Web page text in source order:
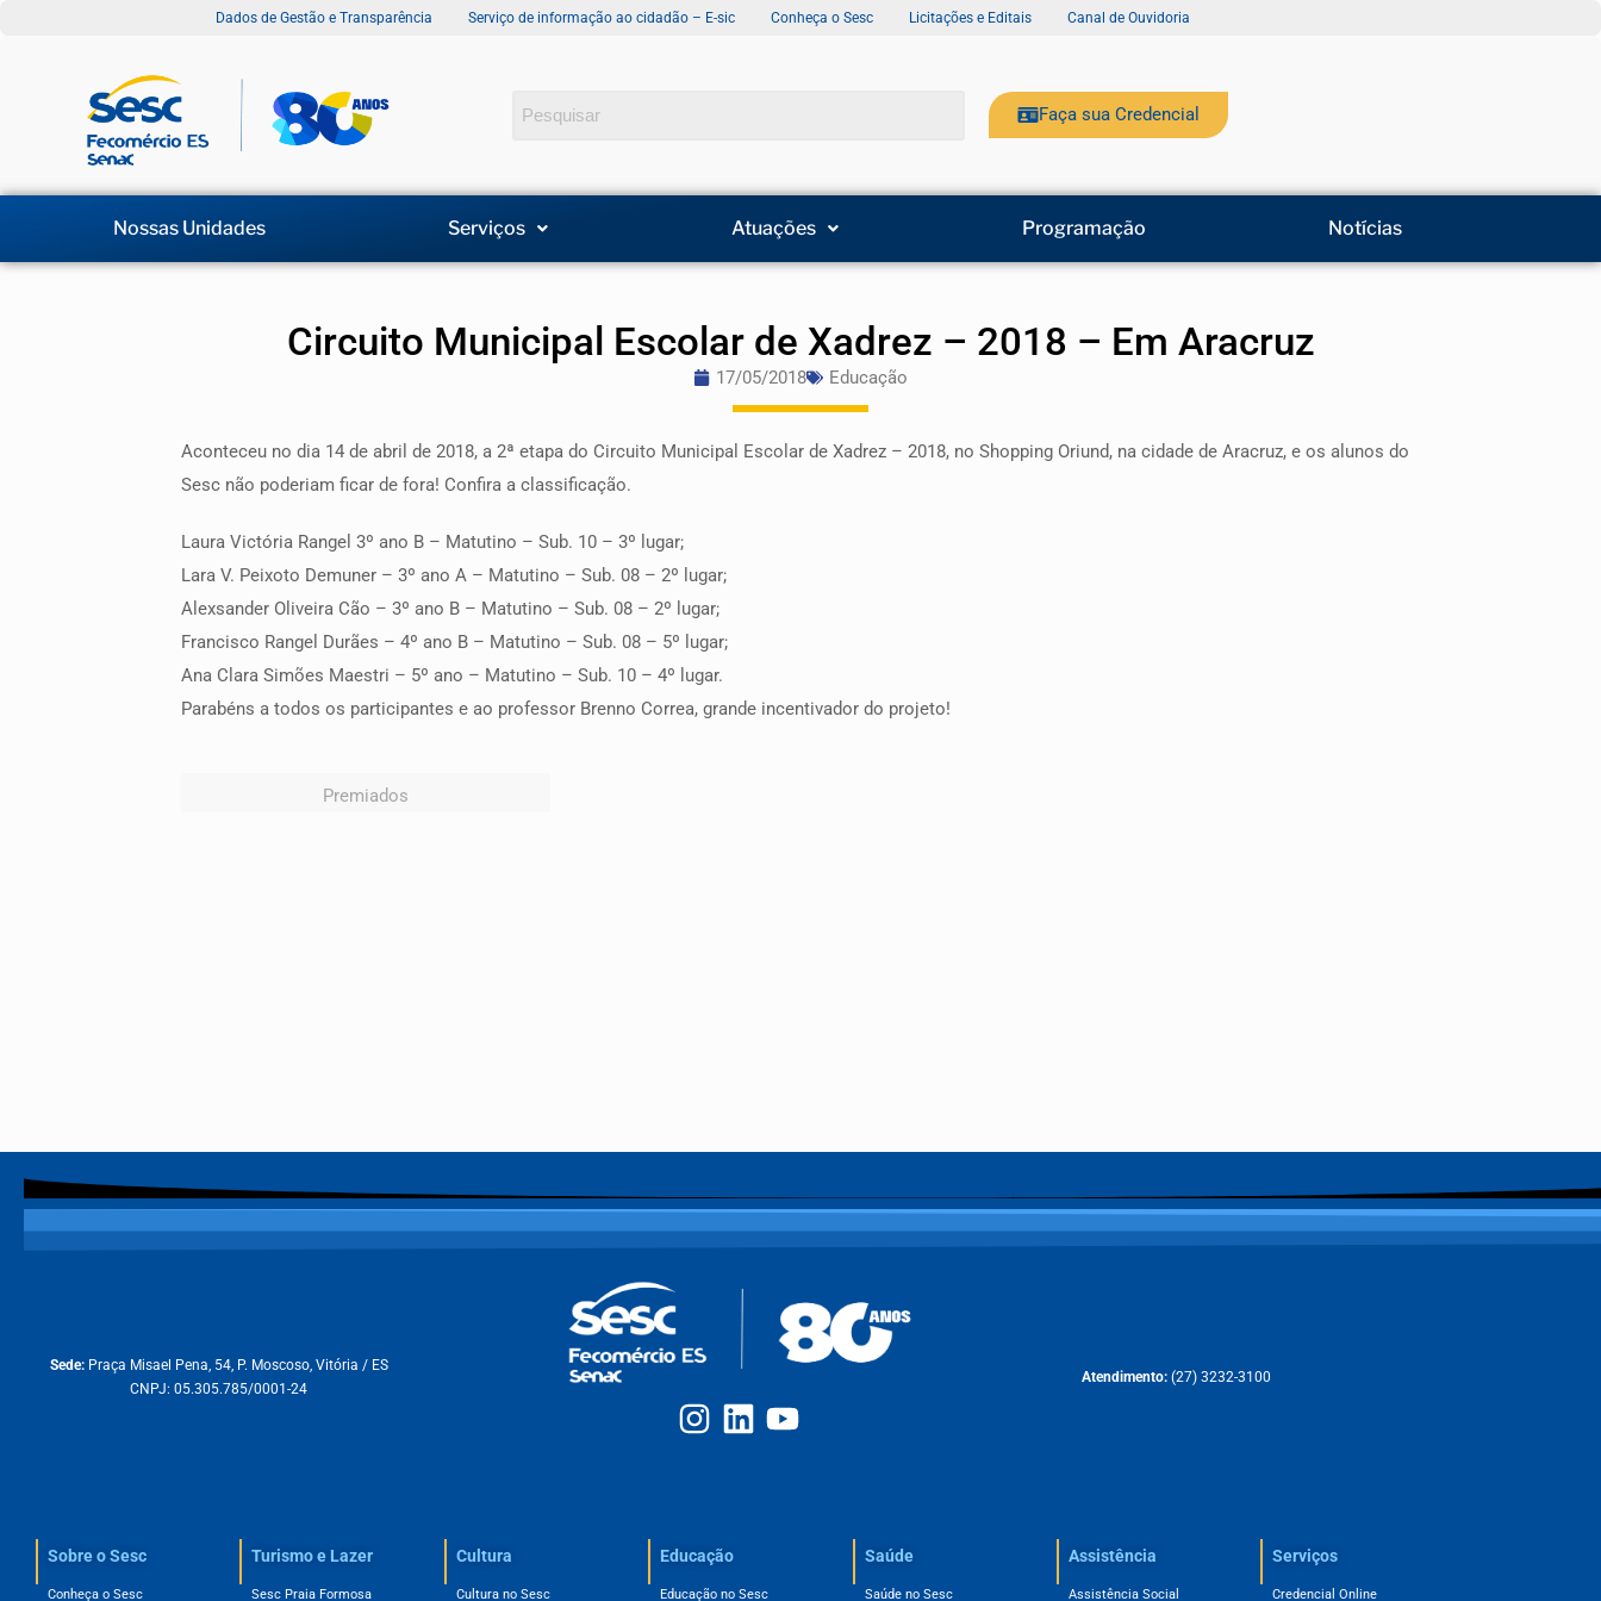
Dados de Gestão e Transparência Serviço de informação ao cidadão – E-sic Conheça o Sesc Licitações e Editais Canal de Ouvidoria
Faça sua Credencial
Nossas Unidades Serviços Atuações Programação Notícias
Circuito Municipal Escolar de Xadrez – 2018 – Em Aracruz
17/05/2018 Educação
Aconteceu no dia 14 de abril de 2018, a 2ª etapa do Circuito Municipal Escolar de Xadrez – 2018, no Shopping Oriund, na cidade de Aracruz, e os alunos do
Sesc não poderiam ficar de fora! Confira a classificação.
Laura Victória Rangel 3º ano B – Matutino – Sub. 10 – 3º lugar;
Lara V. Peixoto Demuner – 3º ano A – Matutino – Sub. 08 – 2º lugar;
Alexsander Oliveira Cão – 3º ano B – Matutino – Sub. 08 – 2º lugar;
Francisco Rangel Durães – 4º ano B – Matutino – Sub. 08 – 5º lugar;
Ana Clara Simões Maestri – 5º ano – Matutino – Sub. 10 – 4º lugar.
Parabéns a todos os participantes e ao professor Brenno Correa, grande incentivador do projeto!
Premiados
Sede: Praça Misael Pena, 54, P. Moscoso, Vitória / ES
CNPJ: 05.305.785/0001-24
Atendimento: (27) 3232-3100
Sobre o Sesc​
Conheça o Sesc
Turismo e Lazer
Sesc Praia Formosa
Cultura
Cultura no Sesc
Educação
Educação no Sesc
Saúde
Saúde no Sesc
Assistência
Assistência Social
Serviços
Credencial Online